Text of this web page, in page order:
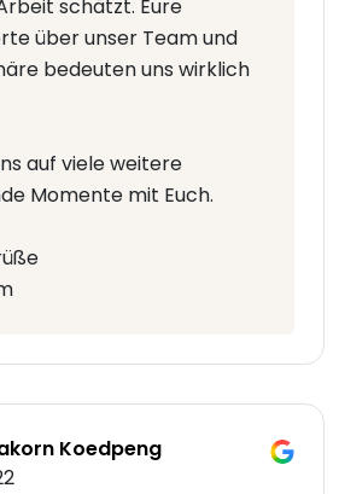
schätzt. Eure
über unser Team und
bedeuten uns wirklich
auf viele weitere
Momente mit Euch.
Koedpeng